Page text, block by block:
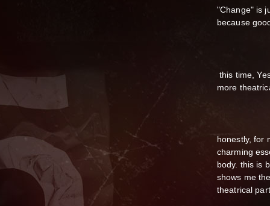
"Change" is
because
this time,
more
honestly, for
charming
body. this is
shows me
theatrical